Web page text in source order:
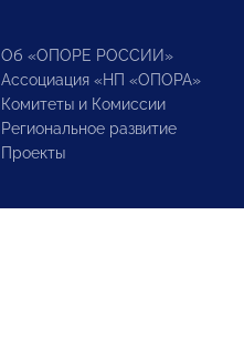
Об «ОПОРЕ РОССИИ»
Ассоциация «НП «ОПОРА»
Комитеты и Комиссии
Региональное развитие
Проекты